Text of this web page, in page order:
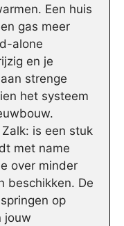
Een huis
gas meer
alone
en je
strenge
het systeem
is een stuk
met name
over minder
beschikken. De
op
jouw